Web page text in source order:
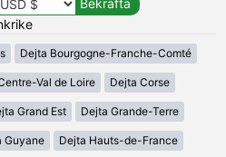
Dejta Bourgogne-Franche-Comté
Val de Loire Dejta Corse
Grand Est Dejta Grande-Terre
Guyane Dejta Hauts-de-France